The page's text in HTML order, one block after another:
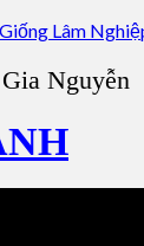
Nguyễn